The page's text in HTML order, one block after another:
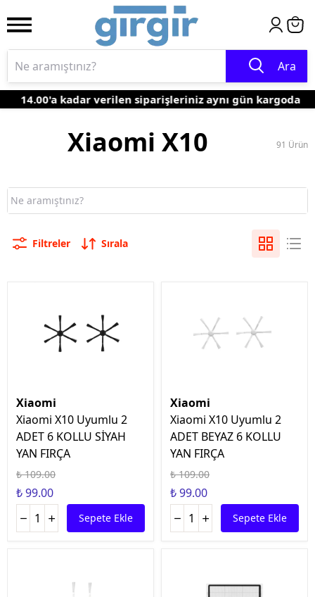
Ara
14.00'a kadar verilen siparişleriniz aynı gün kargoda
Xiaomi X10 91 Ürün
Filtreler Sırala
Xiaomi
Xiaomi X10 Uyumlu 2
ADET 6 KOLLU SİYAH
YAN FIRÇA
₺ 109.00
₺ 99.00
Sepete Ekle
Xiaomi
Xiaomi X10 Uyumlu 2
ADET BEYAZ 6 KOLLU
YAN FIRÇA
₺ 109.00
₺ 99.00
Sepete Ekle